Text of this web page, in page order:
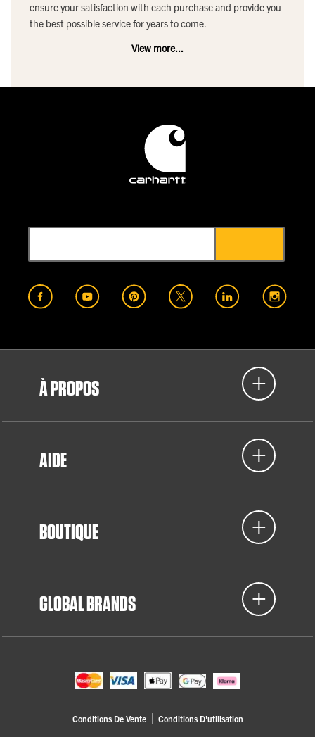
ensure your satisfaction with each purchase and provide you
the best possible service for years to come.
View more...
À PROPOS
AIDE
BOUTIQUE
GLOBAL BRANDS
Conditions De Vente Conditions D'utilisation